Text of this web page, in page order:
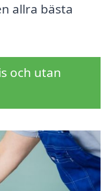
allra bästa
och utan